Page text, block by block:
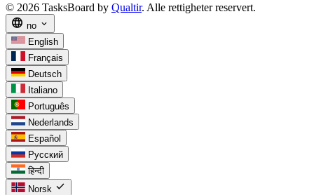
© 2026 TasksBoard by Qualtir. Alle rettigheter reservert.
language no expand_more
English
Français
Deutsch
Italiano
Português
Nederlands
Español
Русский
हिन्दी
Norsk check